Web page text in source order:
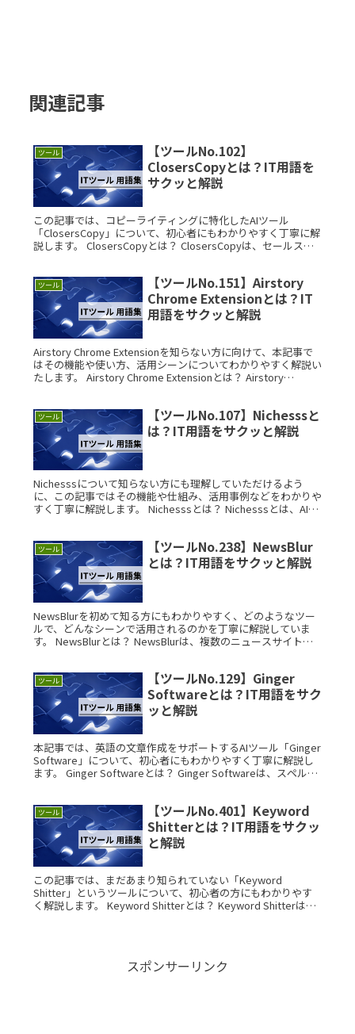
関連記事
ツール
【ツールNo.102】
ClosersCopyとは？IT用語を
サクッと解説
この記事では、コピーライティングに特化したAIツール
「ClosersCopy」について、初心者にもわかりやすく丁寧に解
説します。 ClosersCopyとは？ ClosersCopyは、セールスコ
ツール
【ツールNo.151】Airstory
Chrome Extensionとは？IT
用語をサクッと解説
Airstory Chrome Extensionを知らない方に向けて、本記事で
はその機能や使い方、活用シーンについてわかりやすく解説い
たします。 Airstory Chrome Extensionとは？ Airstory
ツール
【ツールNo.107】Nichesssと
は？IT用語をサクッと解説
Nichesssについて知らない方にも理解していただけるよう
に、この記事ではその機能や仕組み、活用事例などをわかりや
すく丁寧に解説します。 Nichesssとは？ Nichesssとは、AIを
ツール
【ツールNo.238】NewsBlur
とは？IT用語をサクッと解説
NewsBlurを初めて知る方にもわかりやすく、どのようなツー
ルで、どんなシーンで活用されるのかを丁寧に解説していま
す。 NewsBlurとは？ NewsBlurは、複数のニュースサイトや
ツール
【ツールNo.129】Ginger
Softwareとは？IT用語をサク
ッと解説
本記事では、英語の文章作成をサポートするAIツール「Ginger
Software」について、初心者にもわかりやすく丁寧に解説し
ます。 Ginger Softwareとは？ Ginger Softwareは、スペルチ
ツール
【ツールNo.401】Keyword
Shitterとは？IT用語をサクッ
と解説
この記事では、まだあまり知られていない「Keyword
Shitter」というツールについて、初心者の方にもわかりやす
く解説します。 Keyword Shitterとは？ Keyword Shitterは、
スポンサーリンク